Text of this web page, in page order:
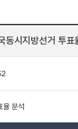
동시지방선거 투표
율 분석